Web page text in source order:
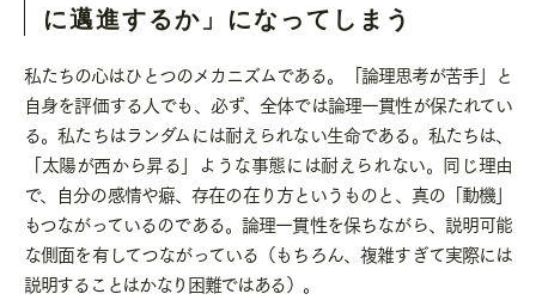
に邁進するか」になってしまう
私たちの心はひとつのメカニズムである。「論理思考が苦手」と
自身を評価する人でも、必ず、全体では論理一貫性が保たれてい
る。私たちはランダムには耐えられない生命である。私たちは、
「太陽が西から昇る」ような事態には耐えられない。同じ理由
で、自分の感情や癖、存在の在り方というものと、真の「動機」
もつながっているのである。論理一貫性を保ちながら、説明可能
な側面を有してつながっている（もちろん、複雑すぎて実際には
説明することはかなり困難ではある）。